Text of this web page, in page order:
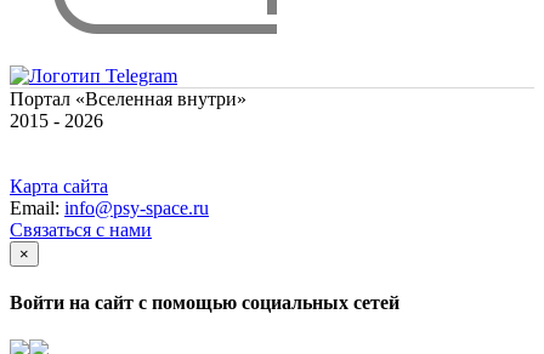
Портал «Вселенная внутри»
2015 - 2026
Карта сайта
Email: info@psy-space.ru
Связаться с нами
×
Войти на сайт с помощью социальных сетей